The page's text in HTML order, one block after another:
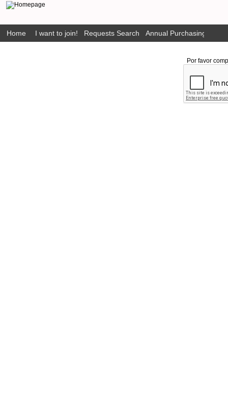
Home I want to join! Requests Search Annual Purchasing Plan
Por favor